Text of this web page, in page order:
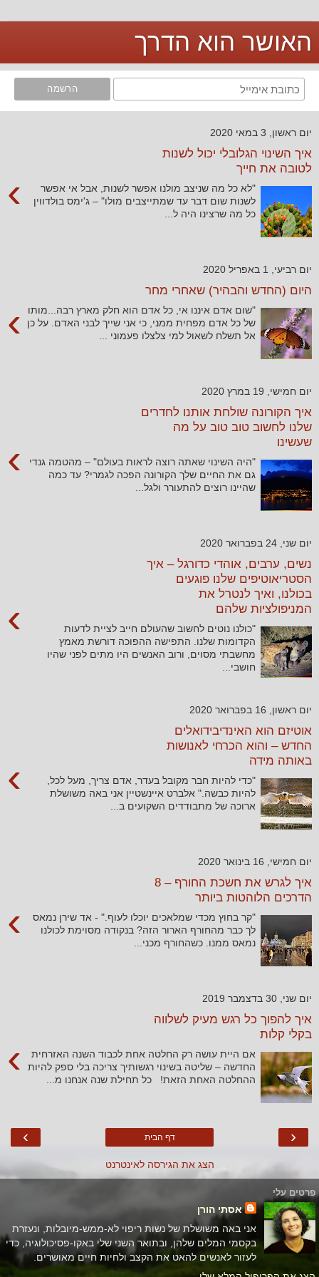
האושר הוא הדרך
יום ראשון, 3 במאי 2020
איך השינוי הגלובלי יכול לשנות
לטובה את חייך
›
"לא כל מה שניצב מולנו אפשר לשנות, אבל אי אפשר
לשנות שום דבר עד שמתייצבים מולו" – ג'ימס בולדווין
כל מה שרצינו היה ל...
יום רביעי, 1 באפריל 2020
היום (החדש והבהיר) שאחרי מחר
›
"שום אדם איננו אי, כל אדם הוא חלק מארץ רבה...מותו
של כל אדם מפחית ממני, כי אני שייך לבני האדם. על כן
אל תשלח לשאול למי צלצלו פעמוני ...
יום חמישי, 19 במרץ 2020
איך הקורונה שולחת אותנו לחדרים
שלנו לחשוב טוב טוב על מה
שעשינו
›
"היה השינוי שאתה רוצה לראות בעולם" – מהטמה גנדי
גם את החיים שלך הקורונה הפכה לגמרי? עד כמה
שהיינו רוצים להתעורר ולגל...
יום שני, 24 בפברואר 2020
נשים, ערבים, אוהדי כדורגל – איך
הסטריאוטיפים שלנו פוגעים
בכולנו, ואיך לנטרל את
המניפולציות שלהם
›
"כולנו נוטים לחשוב שהעולם חייב לציית לדעות
הקדומות שלנו. התפישה ההפוכה דורשת מאמץ
מחשבתי מסוים, ורוב האנשים היו מתים לפני שהיו
חושבי...
יום ראשון, 16 בפברואר 2020
אוטיזם הוא האינדיבידואלים
החדש – והוא הכרחי לאנושות
באותה מידה
›
"כדי להיות חבר מקובל בעדר, אדם צריך, מעל לכל,
להיות כבשה." אלברט איינשטיין אני באה משושלת
ארוכה של מתבודדים השקועים ב...
יום חמישי, 16 בינואר 2020
איך לגרש את חשכת החורף – 8
הדרכים הלוהטות ביותר
›
"קר בחוץ מכדי שמלאכים יוכלו לעוף." - אד שירן נמאס
לך כבר מהחורף הארור הזה? בנקודה מסוימת לכולנו
נמאס ממנו. כשהחורף מכני...
יום שני, 30 בדצמבר 2019
איך להפוך כל רגש מעיק לשלווה
בקלי קלות
›
אם היית עושה רק החלטה אחת לכבוד השנה האזרחית
החדשה – שליטה בשינוי רגשותיך צריכה בלי ספק להיות
ההחלטה האחת הזאת! כל תחילת שנה אנחנו מ...
‹
› דף הבית
הצג את הגירסה לאינטרנט
פרטים עלי
אסתי הורן
אני באה משושלת של נשות ריפוי לא-ממש-מיובלות, ונעזרת
בקסמי המלים שלהן, ובתואר השני שלי באקו-פסיכולוגיה, כדי
לעזור לאנשים להאט את הקצב ולחיות חיים מאושרים.